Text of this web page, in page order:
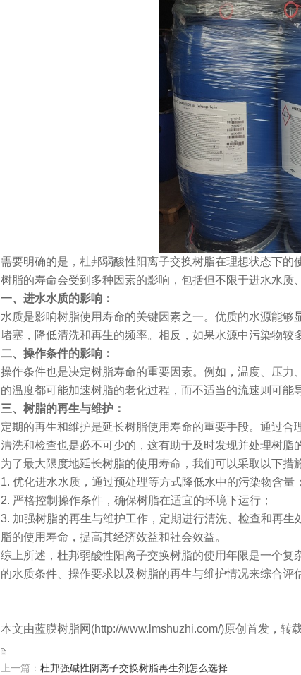
需要明确的是，杜邦弱酸性阳离子交换树脂在理想状态下
树脂的寿命会受到多种因素的影响，包括但不限于进水水质
一、进水水质的影响：
水质是影响树脂使用寿命的关键因素之一。优质的水源能
堵塞，降低清洗和再生的频率。相反，如果水源中污染物较
二、操作条件的影响：
操作条件也是决定树脂寿命的重要因素。例如，温度、压
的温度都可能加速树脂的老化过程，而不适当的流速则可能
三、树脂的再生与维护：
定期的再生和维护是延长树脂使用寿命的重要手段。通过
清洗和检查也是必不可少的，这有助于及时发现并处理树脂
为了最大限度地延长树脂的使用寿命，我们可以采取以下措
1. 优化进水水质，通过预处理等方式降低水中的污染物含量；
2. 严格控制操作条件，确保树脂在适宜的环境下运行；
3. 加强树脂的再生与维护工作，定期进行清洗、检查和再
脂的使用寿命，提高其经济效益和社会效益。
综上所述，杜邦弱酸性阳离子交换树脂的使用年限是一个
的水质条件、操作要求以及树脂的再生与维护情况来综合评
本文由蓝膜树脂网(http://www.lmshuzhi.com/)原创首发，转
上一篇： 杜邦强碱性阴离子交换树脂再生剂怎么选择